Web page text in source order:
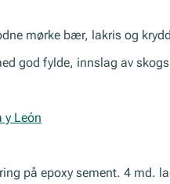
mørke bær, lakris og
god fylde, innslag av
y León
på epoxy sement. 4 md.